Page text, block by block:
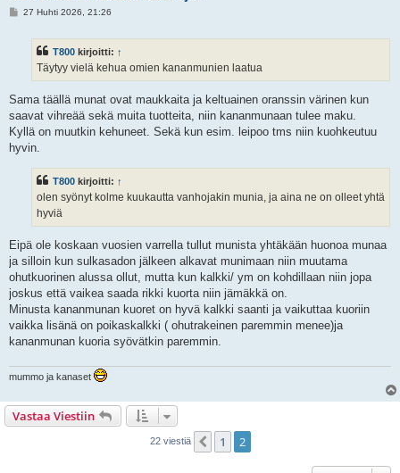
V27 Huhti 2026, 21:26
T800 kirjoitti: ↑
Täytyy vielä kehua omien kananmunien laatua
Sama täällä munat ovat maukkaita ja keltuainen oranssin värinen kun
saavat vihreää sekä muita tuotteita, niin kananmunaan tulee maku.
Kyllä on muutkin kehuneet. Sekä kun esim. leipoo tms niin kuohkeutuu
hyvin.
T800 kirjoitti: ↑
olen syönyt kolme kuukautta vanhojakin munia, ja aina ne on olleet yhtä
hyviä
Eipä ole koskaan vuosien varrella tullut munista yhtäkään huonoa munaa
ja silloin kun sulkasadon jälkeen alkavat munimaan niin muutama
ohutkuorinen alussa ollut, mutta kun kalkki/ ym on kohdillaan niin jopa
joskus että vaikea saada rikki kuorta niin jämäkkä on.
Minusta kananmunan kuoret on hyvä kalkki saanti ja vaikuttaa kuoriin
vaikka lisänä on poikaskalkki ( ohutrakeinen paremmin menee)ja
kananmunan kuoria syövätkin paremmin.
mummo ja kanaset
Vastaa Viestiin
22 viestiä Edellinen
1 2